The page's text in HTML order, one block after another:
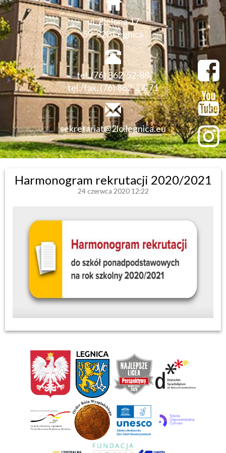
ul. Zielona 17
59-220 Legnica
tel. (76) 862-52-88
tel./fax. (76) 862-27-71
sekretariat@2lo.legnica.eu
Harmonogram rekrutacji 2020/2021
24 czerwca 2020 12:22